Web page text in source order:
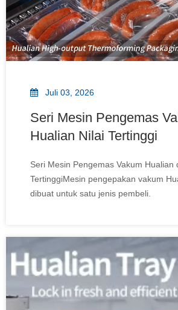
Juli 03, 2026
Seri Mesin Pengemas
Hualian Nilai Tertinggi
Seri Mesin Pengemas Vakum Hualian
TertinggiMesin pengepakan vakum
dibuat untuk satu jenis pembeli.